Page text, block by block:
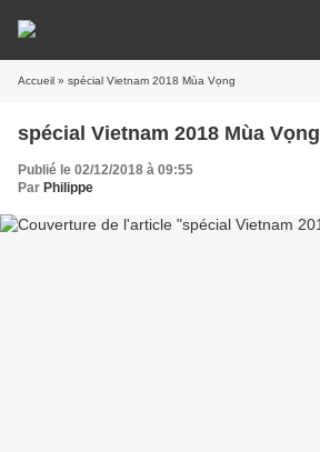
Accueil » spécial Vietnam 2018 Mùa Vọng
spécial Vietnam 2018 Mùa Vọng
Publié le 02/12/2018 à 09:55
Par Philippe